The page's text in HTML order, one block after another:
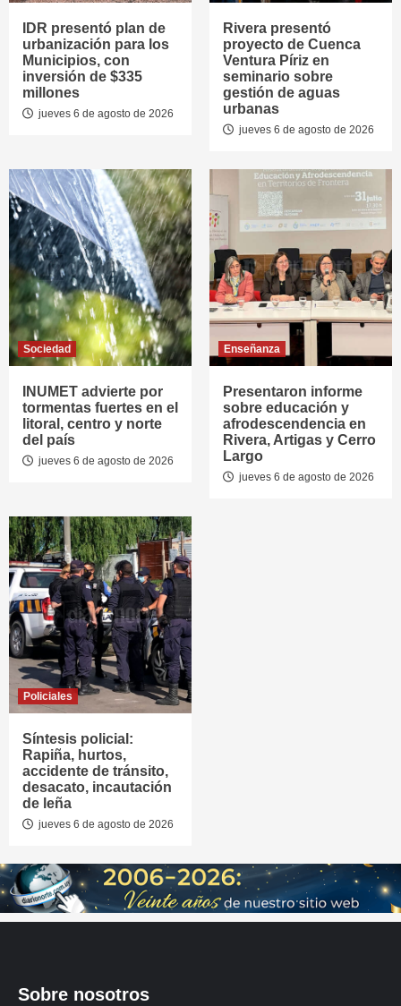
IDR presentó plan de
urbanización para los
Municipios, con
inversión de $335
millones
jueves 6 de agosto de 2026
Rivera presentó
proyecto de Cuenca
Ventura Píriz en
seminario sobre
gestión de aguas
urbanas
jueves 6 de agosto de 2026
Sociedad
INUMET advierte por
tormentas fuertes en el
litoral, centro y norte
del país
jueves 6 de agosto de 2026
Enseñanza
Presentaron informe
sobre educación y
afrodescendencia en
Rivera, Artigas y Cerro
Largo
jueves 6 de agosto de 2026
Policiales
Síntesis policial:
Rapiña, hurtos,
accidente de tránsito,
desacato, incautación
de leña
jueves 6 de agosto de 2026
Sobre nosotros